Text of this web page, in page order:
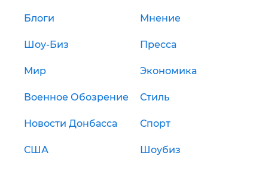
Блоги Мнение
Шоу-Биз Пресса
Мир Экономика
Военное Обозрение Стиль
Новости Донбасса Спорт
США Шоубиз